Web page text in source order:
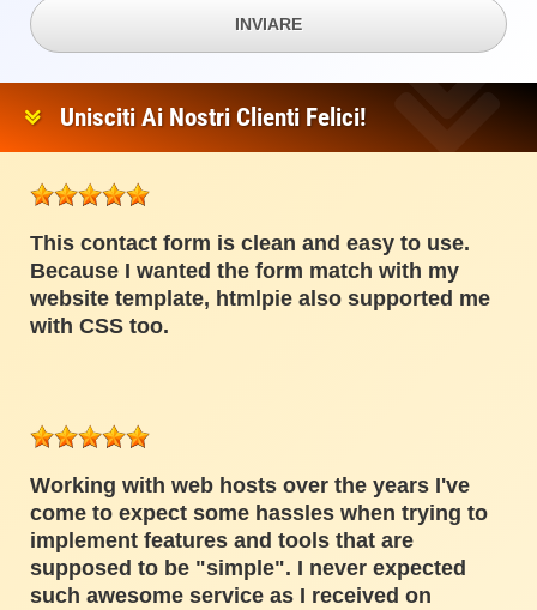
INVIARE
Unisciti Ai Nostri Clienti Felici!
This contact form is clean and easy to use.
Because I wanted the form match with my
website template, htmlpie also supported me
with CSS too.
Working with web hosts over the years I've
come to expect some hassles when trying to
implement features and tools that are
supposed to be "simple". I never expected
such awesome service as I received on